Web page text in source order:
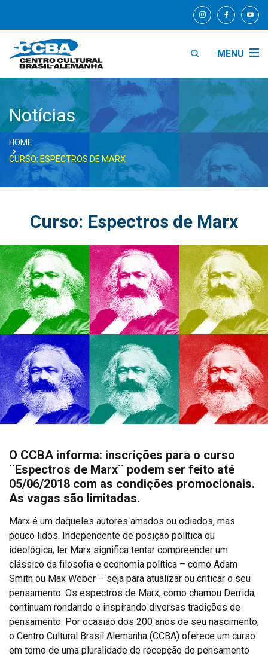
MENU
Notícias
HOME
CURSO: ESPECTROS DE MARX
Curso: Espectros de Marx
O CCBA informa: inscrições para o curso
¨Espectros de Marx¨ podem ser feito até
05/06/2018 com as condições promocionais.
As vagas são limitadas.
Marx é um daqueles autores amados ou odiados, mas
pouco lidos. Independente de posição política ou
ideológica, ler Marx significa tentar compreender um
clássico da filosofia e economia política – como Adam
Smith ou Max Weber – seja para atualizar ou criticar o seu
pensamento. Os espectros de Marx, como chamou Derrida,
continuam rondando e inspirando diversas tradições de
pensamento. Por ocasião dos 200 anos de seu nascimento,
o Centro Cultural Brasil Alemanha (CCBA) oferece um curso
em torno de uma pluralidade de recepção do pensamento